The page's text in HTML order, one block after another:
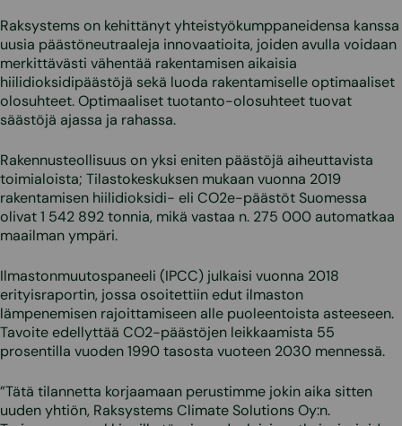
Raksystems on kehittänyt yhteistyökumppaneidensa kanssa
uusia päästöneutraaleja innovaatioita, joiden avulla voidaan
merkittävästi vähentää rakentamisen aikaisia
hiilidioksidipäästöjä sekä luoda rakentamiselle optimaaliset
olosuhteet. Optimaaliset tuotanto-olosuhteet tuovat
säästöjä ajassa ja rahassa.
Rakennusteollisuus on yksi eniten päästöjä aiheuttavista
toimialoista; Tilastokeskuksen mukaan vuonna 2019
rakentamisen hiilidioksidi- eli CO2e-päästöt Suomessa
olivat 1 542 892 tonnia, mikä vastaa n. 275 000 automatkaa
maailman ympäri.
Ilmastonmuutospaneeli (IPCC) julkaisi vuonna 2018
erityisraportin, jossa osoitettiin edut ilmaston
lämpenemisen rajoittamiseen alle puoleentoista asteeseen.
Tavoite edellyttää CO2-päästöjen leikkaamista 55
prosentilla vuoden 1990 tasosta vuoteen 2030 mennessä.
”Tätä tilannetta korjaamaan perustimme jokin aika sitten
uuden yhtiön, Raksystems Climate Solutions Oy:n.